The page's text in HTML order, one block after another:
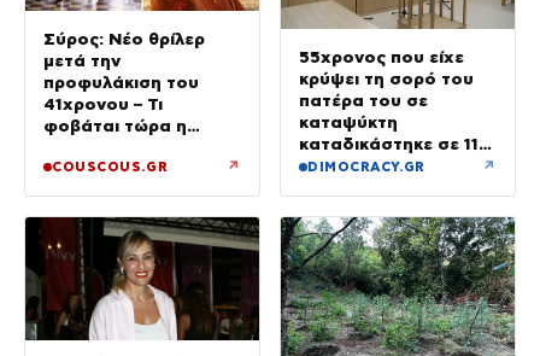
Σύρος: Νέο θρίλερ
μετά την
προφυλάκιση του
41χρονου – Τι
φοβάται τώρα η
COUSCOUS.GR ↗
55χρονος που είχε
κρύψει τη σορό του
πατέρα του σε
καταψύκτη
καταδικάστηκε σε 11
μήνες με αναστολή
DIMOCRACY.GR ↗